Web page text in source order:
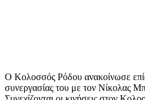
Ο Κολοσσός Ρόδου ανακοίνωσε
συνεργασίας του με τον Νίκολας